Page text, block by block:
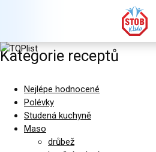
Kategorie receptů
Nejlépe hodnocené
Polévky
Studená kuchyně
Maso
drůbež